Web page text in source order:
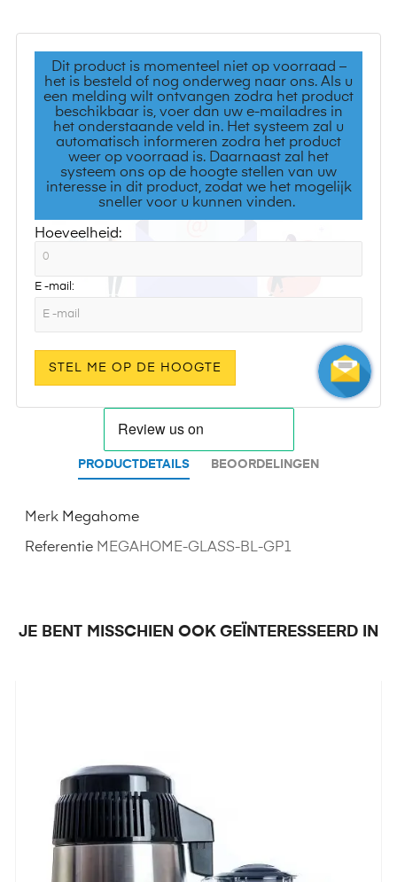
Dit product is momenteel niet op voorraad –
het is besteld of nog onderweg naar ons. Als u
een melding wilt ontvangen zodra het product
beschikbaar is, voer dan uw e-mailadres in
het onderstaande veld in. Het systeem zal u
automatisch informeren zodra het product
weer op voorraad is. Daarnaast zal het
systeem ons op de hoogte stellen van uw
interesse in dit product, zodat we het mogelijk
sneller voor u kunnen vinden.
Hoeveelheid:
E -mail:
STEL ME OP DE HOOGTE
PRODUCTDETAILS BEOORDELINGEN
Merk Megahome
Referentie MEGAHOME-GLASS-BL-GP1
JE BENT MISSCHIEN OOK GEÏNTERESSEERD IN